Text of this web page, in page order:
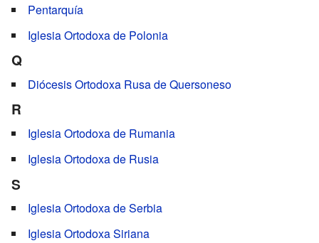
Pentarquía
Iglesia Ortodoxa de Polonia
Q
Diócesis Ortodoxa Rusa de Quersoneso
R
Iglesia Ortodoxa de Rumania
Iglesia Ortodoxa de Rusia
S
Iglesia Ortodoxa de Serbia
Iglesia Ortodoxa Siriana